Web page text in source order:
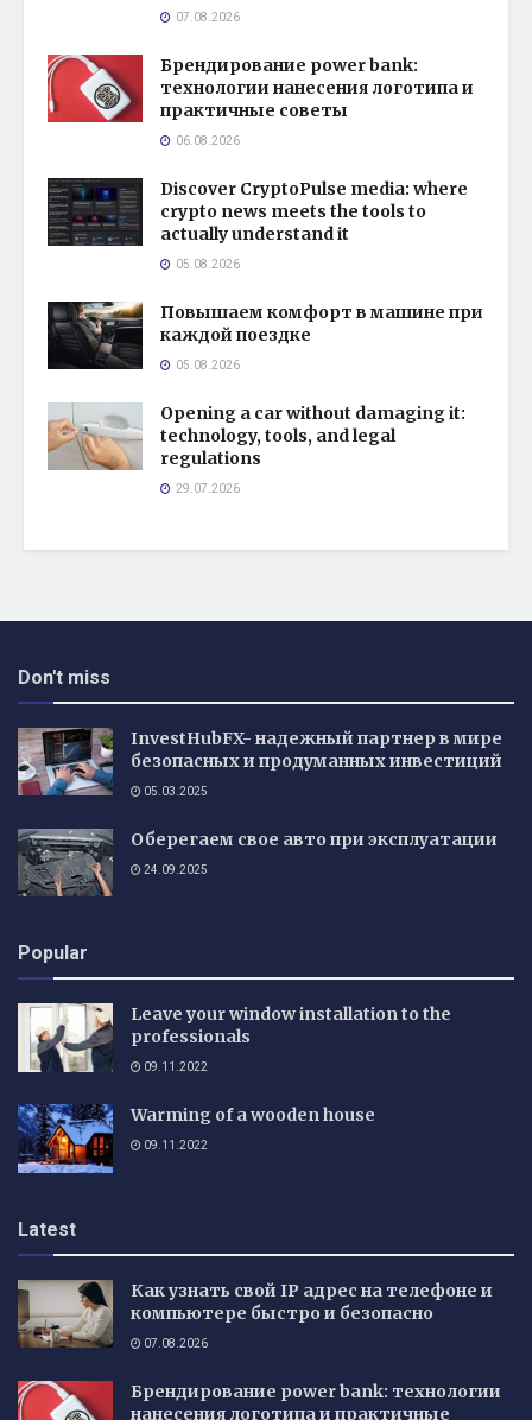
07.08.2026
Брендирование power bank:
технологии нанесения логотипа и
практичные советы
06.08.2026
Discover CryptoPulse media: where
crypto news meets the tools to
actually understand it
05.08.2026
Повышаем комфорт в машине при
каждой поездке
05.08.2026
Opening a car without damaging it:
technology, tools, and legal
regulations
29.07.2026
Don't miss
InvestHubFX- надежный партнер в мире
безопасных и продуманных инвестиций
05.03.2025
Оберегаем свое авто при эксплуатации
24.09.2025
Popular
Leave your window installation to the
professionals
09.11.2022
Warming of a wooden house
09.11.2022
Latest
Как узнать свой IP адрес на телефоне и
компьютере быстро и безопасно
07.08.2026
Брендирование power bank: технологии
нанесения логотипа и практичные